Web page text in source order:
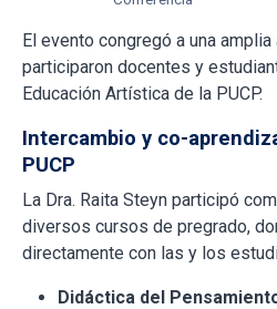
El evento congregó a una
participaron docentes y
Educación Artística de la PUCP.
Intercambio y co-
PUCP
La Dra. Raita Steyn participó
diversos cursos de pregrado,
directamente con las y los
Didáctica del